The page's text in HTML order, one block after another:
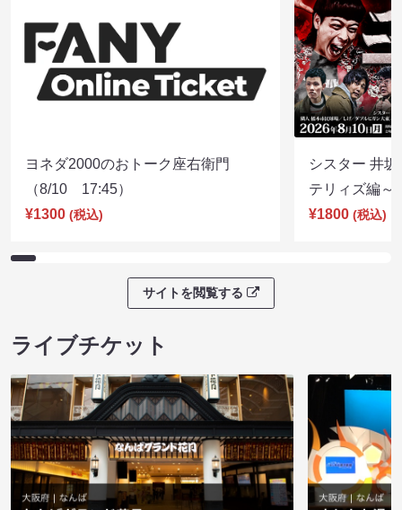
ヨネダ2000のおトーク座右衛門
（8/10 17:45）
¥1300 (税込)
シスター 井
テリィズ編
¥1800 (税込)
サイトを閲覧する
ライブチケット